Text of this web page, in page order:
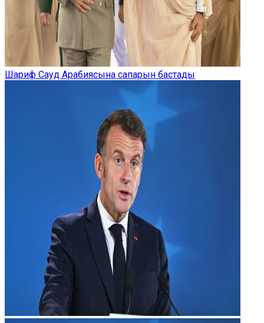
Шариф Сауд Арабиясына сапарын бастады